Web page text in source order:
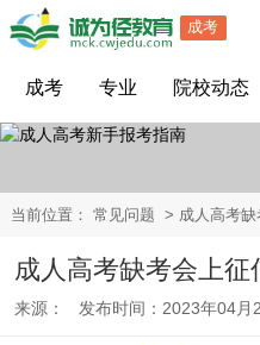
成考
成考 专业 院校动态
当前位置： 常见问题 > 成人高考缺
成人高考缺考会上征
来源： 发布时间：2023年04月